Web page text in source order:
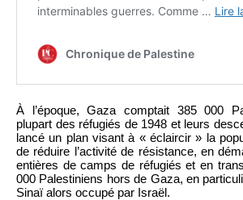
À l’époque, Gaza comptait 385 000
plupart des réfugiés de 1948 et leurs
lancé un plan visant à « éclaircir » la
de réduire l’activité de résistance, en
entières de camps de réfugiés et en
000 Palestiniens hors de Gaza, en
Sinaï alors occupé par Israël.